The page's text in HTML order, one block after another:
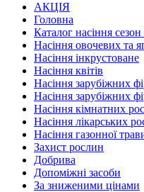
АКЦІЯ
Головна
Каталог насіння
Насіння овочевих та
Насіння інкрустоване
Насіння квітів
Насіння зарубіжних
Насіння зарубіжних
Насіння кімнатних
Насіння лікарських
Насіння газонної
Захист рослин
Добрива
Допоміжні засоби
За зниженими цінами